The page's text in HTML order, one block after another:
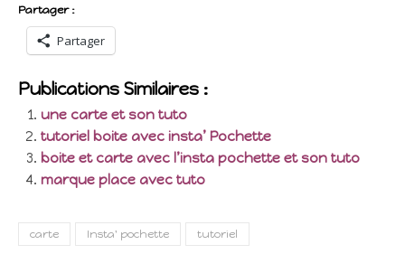
Partager :
Partager
Publications Similaires :
une carte et son tuto
tutoriel boite avec insta’ Pochette
boite et carte avec l’insta pochette et son tuto
marque place avec tuto
carte Insta' pochette tutoriel